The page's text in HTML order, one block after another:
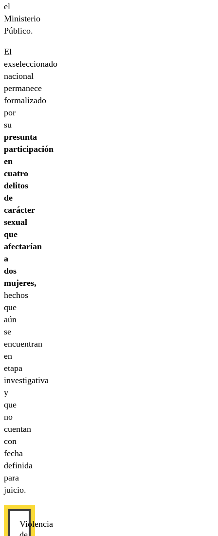
el
Ministerio
Público.
El
exseleccionado
nacional
permanece
formalizado
por
su
presunta
participación
en
cuatro
delitos
de
carácter
sexual
que
afectarían
a
dos
mujeres,
hechos
que
aún
se
encuentran
en
etapa
investigativa
y
que
no
cuentan
con
fecha
definida
para
juicio.
Violencia